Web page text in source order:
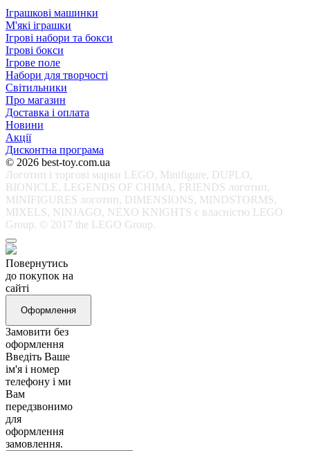
Іграшкові машинки
М'які іграшки
Ігрові набори та бокси
Ігрові бокси
Ігрове поле
Набори для творчості
Світильники
Про магазин
Доставка і оплата
Новини
Акції
Дисконтна програма
© 2026 best-toy.com.ua
Логотип і торгові марки LEGO, Minifigure, DUPLO,
BIONICLE, LEGENDS OF CHIMA, FRIENDS логотип,
MINIFIGURES логотип, DIMENSIONS, MINDSTORMS,
MIXELS, NINJAGO, NEXO KNIGHTS є власністю LEGO
Group. © 2017 the LEGO Group.
Повернутись
до покупок на
сайті
Оформлення
Замовити без
оформлення
Введіть Ваше
ім'я і номер
телефону і ми
Вам
передзвонимо
для
оформлення
замовлення.